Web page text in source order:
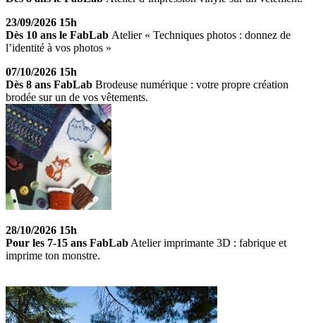
23/09/2026 15h
Dès 10 ans le FabLab Atelier « Techniques photos : donnez de
l’identité à vos photos »
07/10/2026 15h
Dès 8 ans FabLab Brodeuse numérique : votre propre création
brodée sur un de vos vêtements.
28/10/2026 15h
Pour les 7-15 ans FabLab Atelier imprimante 3D : fabrique et
imprime ton monstre.